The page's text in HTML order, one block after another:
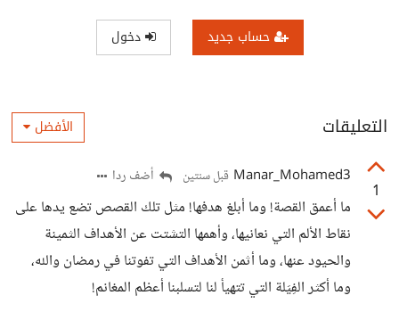
حساب جديد دخول
التعليقات الأفضل
1
Manar_Mohamed3 قبل سنتين أضف ردا
ما أعمق القصة! وما أبلغ هدفها! مثل تلك القصص تضع يدها على
نقاط الألم التي نعانيها، وأهمها التشتت عن الأهداف الثمينة
والحيود عنها، وما أثمن الأهداف التي تفوتنا في رمضان والله،
وما أكثر الفِيَلة التي تتهيأ لنا لتسلبنا أعظم المغانم!